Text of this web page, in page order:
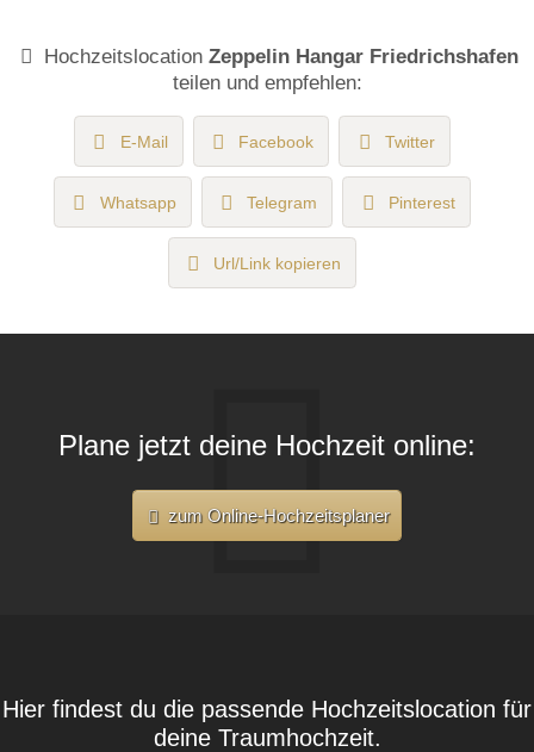
Hochzeitslocation Zeppelin Hangar Friedrichshafen
teilen und empfehlen:
E-Mail Facebook Twitter
Whatsapp Telegram Pinterest
Url/Link kopieren
Plane jetzt deine Hochzeit online:
zum Online-Hochzeitsplaner
Hier findest du die passende Hochzeitslocation für
deine Traumhochzeit.